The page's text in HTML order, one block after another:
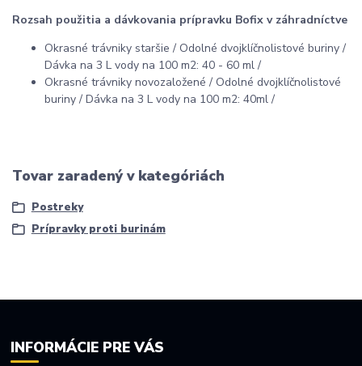
Rozsah použitia a dávkovania prípravku Bofix v záhradníctve
Okrasné trávniky staršie / Odolné dvojklíčnolistové buriny /
Dávka na 3 L vody na 100 m2: 40 - 60 ml /
Okrasné trávniky novozaložené / Odolné dvojklíčnolistové
buriny / Dávka na 3 L vody na 100 m2: 40ml /
Tovar zaradený v kategóriách
Postreky
Prípravky proti burinám
INFORMÁCIE PRE VÁS